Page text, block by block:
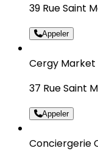
39 Rue Saint
Appeler
Cergy Market
37 Rue Saint
Appeler
Conciergerie